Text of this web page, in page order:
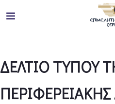
ΔΕΛΤΙΟ ΤΥΠΟΥ